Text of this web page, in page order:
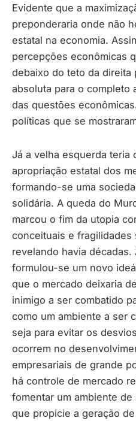
Evidente que a
preponderaria onde não
estatal na economia.
percepções econômicas
debaixo do teto da direita
absoluta para o completo
das questões
políticas que se
Já a velha esquerda teria
apropriação estatal dos
formando-se uma
solidária. A queda do
marcou o fim da utopia
conceituais e fragilidades
revelando havia décadas.
formulou-se um novo
que o mercado deixaria
inimigo a ser combatido
como um ambiente a ser
seja para evitar os
ocorrem no
empresariais de grande
há controle de mercado
fomentar um ambiente
que propicie a geração